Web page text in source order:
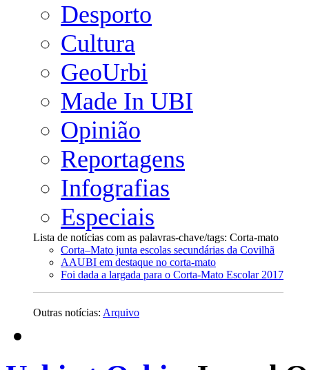
Desporto
Cultura
GeoUrbi
Made In UBI
Opinião
Reportagens
Infografias
Especiais
Lista de notícias com as palavras-chave/tags: Corta-mato
Corta–Mato junta escolas secundárias da Covilhã
AAUBI em destaque no corta-mato
Foi dada a largada para o Corta-Mato Escolar 2017
Outras notícias: Arquivo